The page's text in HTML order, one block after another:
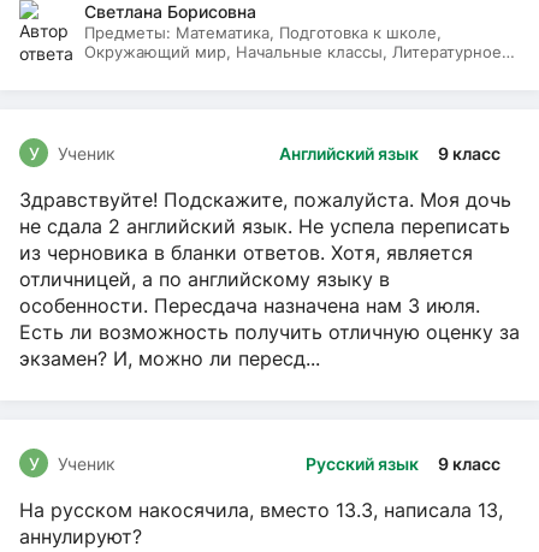
Светлана Борисовна
Предметы: Математика, Подготовка к школе,
Окружающий мир, Начальные классы, Литературное
Английский язык 9 класс
У Ученик
Здравствуйте! Подскажите, пожалуйста. Моя дочь
не сдала 2 английский язык. Не успела переписать
из черновика в бланки ответов. Хотя, является
отличницей, а по английскому языку в
особенности. Пересдача назначена нам 3 июля.
Есть ли возможность получить отличную оценку за
экзамен? И, можно ли пересд...
Русский язык 9 класс
У Ученик
На русском накосячила, вместо 13.3, написала 13,
аннулируют?